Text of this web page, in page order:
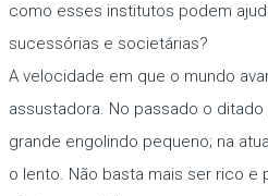
como esses institutos podem
sucessórias e societárias?
A velocidade em que o mundo
assustadora. No passado o
grande engolindo pequeno; na
o lento. Não basta mais ser rico e